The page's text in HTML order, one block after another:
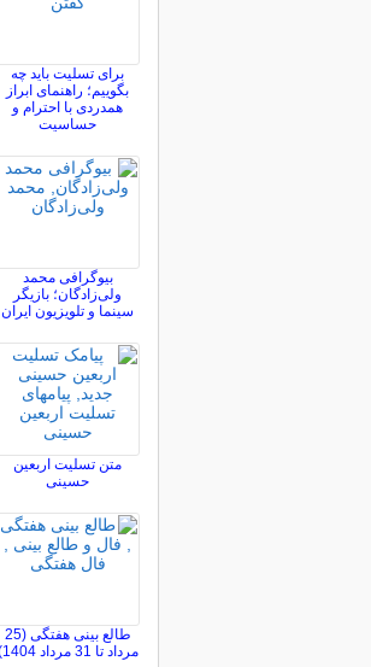
برای تسلیت باید چه
بگوییم؛ راهنمای ابراز
همدردی با احترام و
حساسیت
بیوگرافی محمد
ولی‌زادگان؛ بازیگر
سینما و تلویزیون ایران
متن تسلیت اربعین
حسینی
طالع بینی هفتگی (25
مرداد تا 31 مرداد 1404)